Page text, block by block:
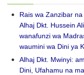
Rais wa Zanzibar
Alhaj Dkt. Hussein
wanafunzi wa
waumini wa Dini ya
Alhaj Dkt. Mwinyi:
Dini, Ufahamu na